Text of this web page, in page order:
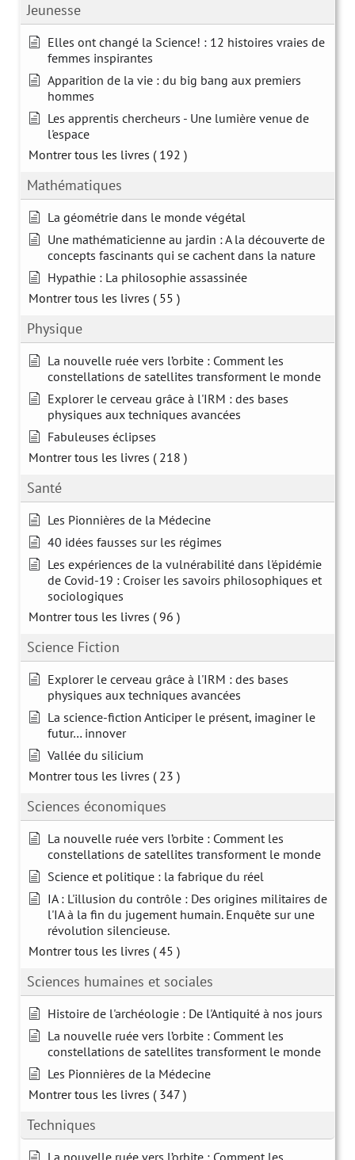
Jeunesse
Elles ont changé la Science! : 12 histoires vraies de
femmes inspirantes
Apparition de la vie : du big bang aux premiers
hommes
Les apprentis chercheurs - Une lumière venue de
l'espace
Montrer tous les livres ( 192 )
Mathématiques
La géométrie dans le monde végétal
Une mathématicienne au jardin : A la découverte de
concepts fascinants qui se cachent dans la nature
Hypathie : La philosophie assassinée
Montrer tous les livres ( 55 )
Physique
La nouvelle ruée vers l’orbite : Comment les
constellations de satellites transforment le monde
Explorer le cerveau grâce à l'IRM : des bases
physiques aux techniques avancées
Fabuleuses éclipses
Montrer tous les livres ( 218 )
Santé
Les Pionnières de la Médecine
40 idées fausses sur les régimes
Les expériences de la vulnérabilité dans l'épidémie
de Covid-19 : Croiser les savoirs philosophiques et
sociologiques
Montrer tous les livres ( 96 )
Science Fiction
Explorer le cerveau grâce à l'IRM : des bases
physiques aux techniques avancées
La science-fiction Anticiper le présent, imaginer le
futur… innover
Vallée du silicium
Montrer tous les livres ( 23 )
Sciences économiques
La nouvelle ruée vers l’orbite : Comment les
constellations de satellites transforment le monde
Science et politique : la fabrique du réel
IA : L'illusion du contrôle : Des origines militaires de
l'IA à la fin du jugement humain. Enquête sur une
révolution silencieuse.
Montrer tous les livres ( 45 )
Sciences humaines et sociales
Histoire de l'archéologie : De l'Antiquité à nos jours
La nouvelle ruée vers l’orbite : Comment les
constellations de satellites transforment le monde
Les Pionnières de la Médecine
Montrer tous les livres ( 347 )
Techniques